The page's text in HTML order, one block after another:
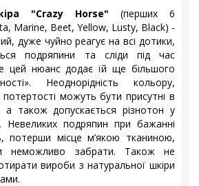
"Crazy Horse" (перших 6
Marine, Beet, Yellow, Lusty, Black) -
дуже чуйно реагує на всі дотики,
подряпини та сліди під час
цей нюанс додає їй ще більшого
Неоднорідність кольору,
потертості можуть бути присутні в
а також допускається різнотон у
Невеликих подряпин при бажанні
потерши місце м’якою тканиною,
неможливо забрати. Також не
вироби з натуральної шкіри